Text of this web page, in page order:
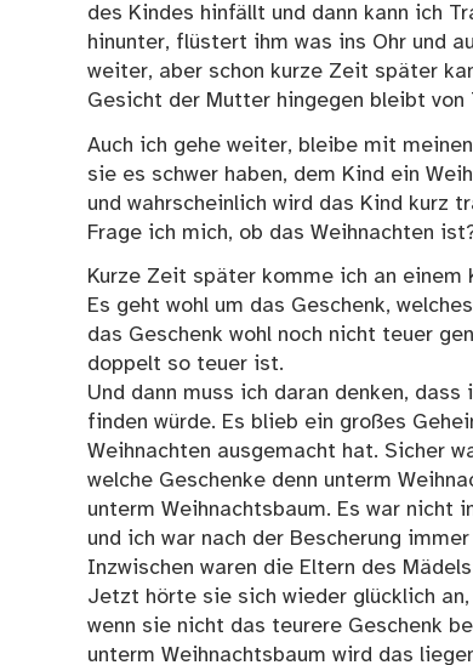
des Kindes hinfällt und dann kann ich
hinunter, flüstert ihm was ins Ohr und
weiter, aber schon kurze Zeit später
Gesicht der Mutter hingegen bleibt
Auch ich gehe weiter, bleibe mit
sie es schwer haben, dem Kind ein
und wahrscheinlich wird das Kind kurz
Frage ich mich, ob das Weihnachten
Kurze Zeit später komme ich an
Es geht wohl um das Geschenk,
das Geschenk wohl noch nicht teuer
doppelt so teuer ist.
Und dann muss ich daran denken,
finden würde. Es blieb ein großes
Weihnachten ausgemacht hat. Sicher
welche Geschenke denn unterm
unterm Weihnachtsbaum. Es war nicht
und ich war nach der Bescherung
Inzwischen waren die Eltern des
Jetzt hörte sie sich wieder glücklich
wenn sie nicht das teurere Geschenk
unterm Weihnachtsbaum wird das